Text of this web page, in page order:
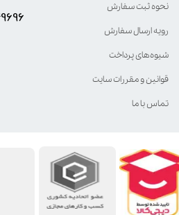
نحوه ثبت سفارش
رویه ارسال سفارش
شیوه‌های پرداخت
قوانین و مقررات سایت
تماس با ما